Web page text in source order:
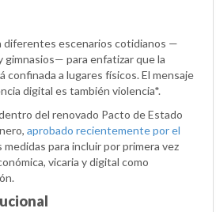
diferentes escenarios cotidianos —
gimnasios— para enfatizar que la
confinada a lugares físicos. El mensaje
digital es también violencia*.
del renovado Pacto de Estado
aprobado recientemente por el
medidas para incluir por primera vez
vicaria y digital como